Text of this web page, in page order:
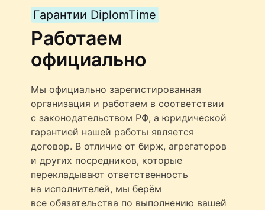
Гарантии DiplomTime
Работаем
официально
Мы официально зарегистированная
организация и работаем в соответствии
с законодательством РФ, а юридической
гарантией нашей работы является
договор. В отличие от бирж, агрегаторов
и других посредников, которые
перекладывают ответственность
на исполнителей, мы берём
все обязательства по выполнению вашей